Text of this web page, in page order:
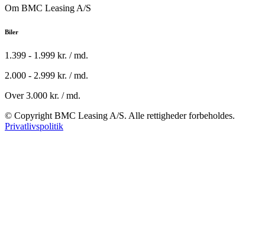
Om BMC Leasing A/S
Biler
1.399 - 1.999 kr. / md.
2.000 - 2.999 kr. / md.
Over 3.000 kr. / md.
© Copyright BMC Leasing A/S. Alle rettigheder forbeholdes.
Privatlivspolitik